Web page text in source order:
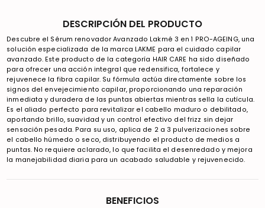
DESCRIPCIÓN DEL PRODUCTO
Descubre el Sérum renovador Avanzado Lakmé 3 en 1 PRO-AGEING, una
solución especializada de la marca LAKME para el cuidado capilar
avanzado. Este producto de la categoría HAIR CARE ha sido diseñado
para ofrecer una acción integral que redensifica, fortalece y
rejuvenece la fibra capilar. Su fórmula actúa directamente sobre los
signos del envejecimiento capilar, proporcionando una reparación
inmediata y duradera de las puntas abiertas mientras sella la cutícula.
Es el aliado perfecto para revitalizar el cabello maduro o debilitado,
aportando brillo, suavidad y un control efectivo del frizz sin dejar
sensación pesada. Para su uso, aplica de 2 a 3 pulverizaciones sobre
el cabello húmedo o seco, distribuyendo el producto de medios a
puntas. No requiere aclarado, lo que facilita el desenredado y mejora
la manejabilidad diaria para un acabado saludable y rejuvenecido.
BENEFICIOS